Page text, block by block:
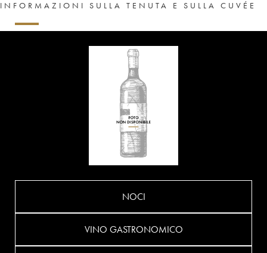
INFORMAZIONI SULLA TENUTA E SULLA CUVÉE
NOCI
VINO GASTRONOMICO